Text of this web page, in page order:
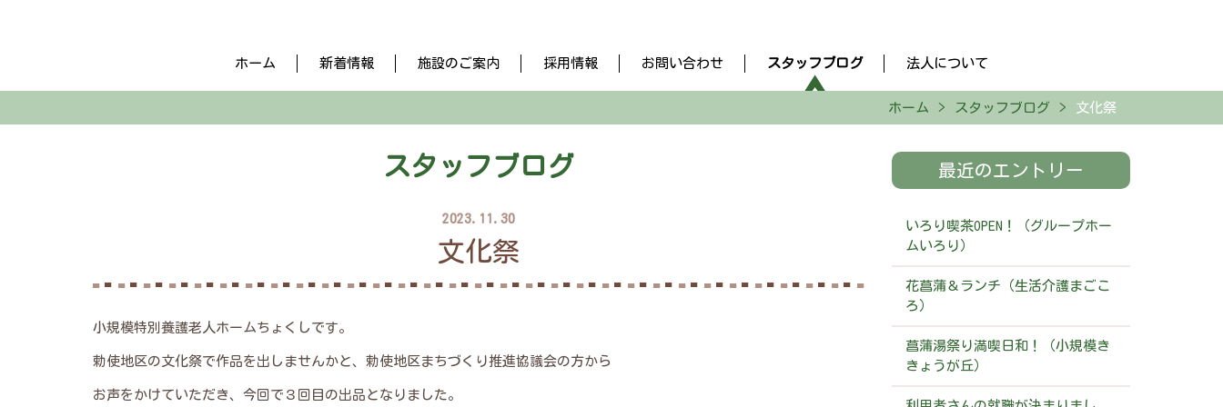
ホーム 新着情報 施設のご案内 採用情報 お問い合わせ スタッフブログ 法人について
ホーム スタッフブログ 文化祭
スタッフブログ
2023.11.30
文化祭
小規模特別養護老人ホームちょくしです。
勅使地区の文化祭で作品を出しませんかと、勅使地区まちづくり推進協議会の方から
お声をかけていただき、今回で３回目の出品となりました。
最近のエントリー
いろり喫茶OPEN！（グループホー
ムいろり）
花菖蒲＆ランチ（生活介護まごこ
ろ）
菖蒲湯祭り満喫日和！（小規模き
きょうが丘）